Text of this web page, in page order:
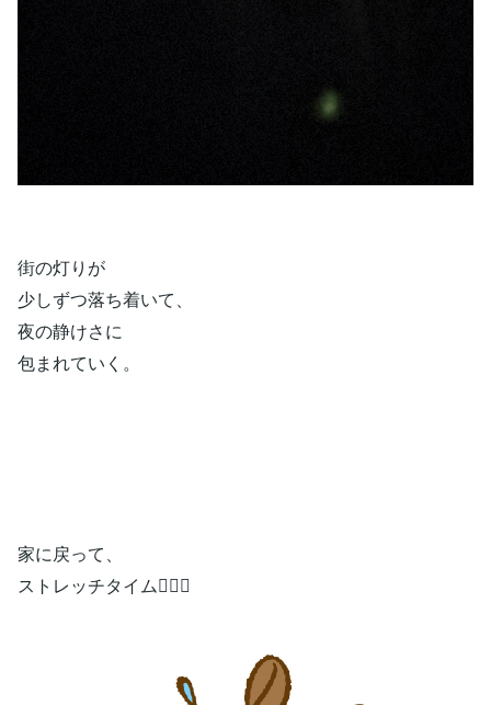
街の灯りが
少しずつ落ち着いて、
夜の静けさに
包まれていく。
家に戻って、
ストレッチタイム🧘‍♀️✨